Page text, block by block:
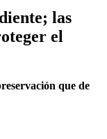
las
el
que de